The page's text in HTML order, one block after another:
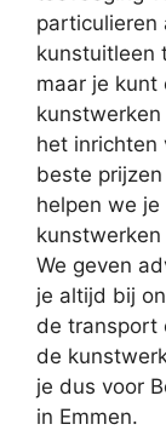
particulieren
kunstuitleen
maar je kunt
het inrichten
beste
helpen we
We geven
je altijd bij
de transport
de
je dus voor
in Emmen.